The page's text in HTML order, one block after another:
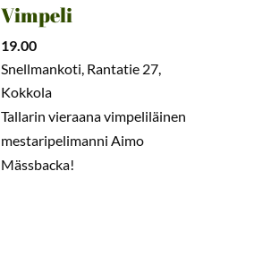
Vimpeli
19.00
Snellmankoti, Rantatie 27,
Kokkola
Tallarin vieraana vimpeliläinen
mestaripelimanni Aimo
Mässbacka!